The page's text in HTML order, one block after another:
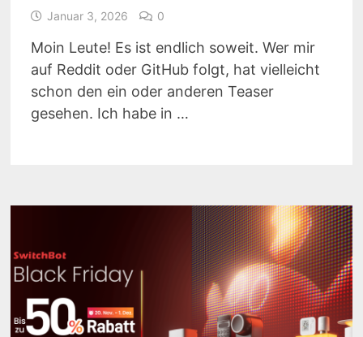
Januar 3, 2026 0
Moin Leute! Es ist endlich soweit. Wer mir
auf Reddit oder GitHub folgt, hat vielleicht
schon den ein oder anderen Teaser
gesehen. Ich habe in …